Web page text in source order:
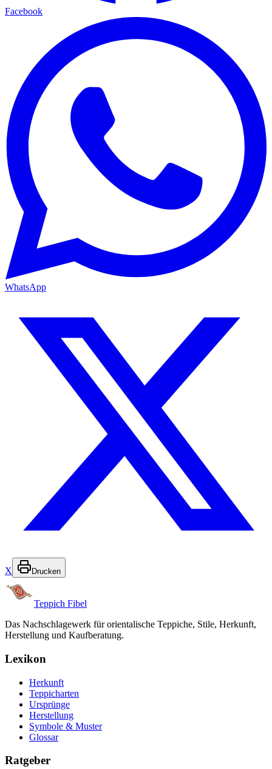
Facebook
WhatsApp
X Drucken
Teppich Fibel
Das Nachschlagewerk für orientalische Teppiche, Stile, Herkunft,
Herstellung und Kaufberatung.
Lexikon
Herkunft
Teppicharten
Ursprünge
Herstellung
Symbole & Muster
Glossar
Ratgeber